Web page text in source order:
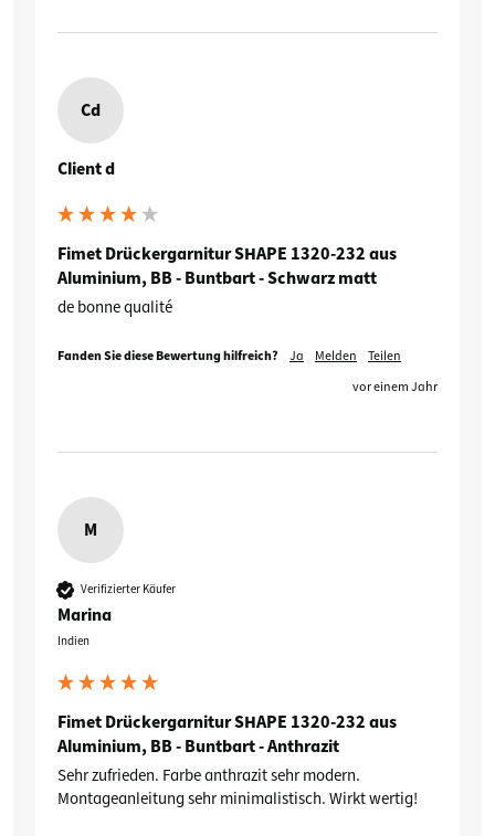
Cd
Client d
Fimet Drückergarnitur SHAPE 1320-232 aus
Aluminium, BB - Buntbart - Schwarz matt
de bonne qualité
Fanden Sie diese Bewertung hilfreich? Ja Melden
Teilen
vor einem Jahr
M
Verifizierter Käufer
Marina
Indien
Fimet Drückergarnitur SHAPE 1320-232 aus
Aluminium, BB - Buntbart - Anthrazit
Sehr zufrieden. Farbe anthrazit sehr modern.
Montageanleitung sehr minimalistisch. Wirkt wertig!